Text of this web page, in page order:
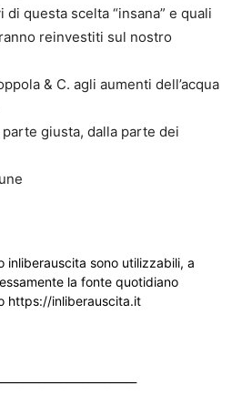
questa scelta “insana” e quali
reinvestiti sul nostro
& C. agli aumenti dell’acqua
giusta, dalla parte dei
inliberauscita sono utilizzabili, a
la fonte quotidiano
https://inliberauscita.it